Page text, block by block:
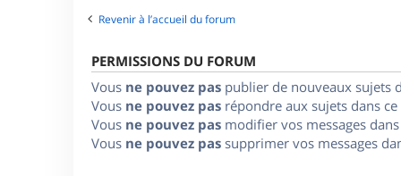
Revenir à l’accueil du forum
PERMISSIONS DU FORUM
Vous ne pouvez pas publier de nouveaux sujets
Vous ne pouvez pas répondre aux sujets dans
Vous ne pouvez pas modifier vos messages
Vous ne pouvez pas supprimer vos messages